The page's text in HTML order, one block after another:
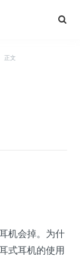
正文
机会掉。为什
式耳机的使用